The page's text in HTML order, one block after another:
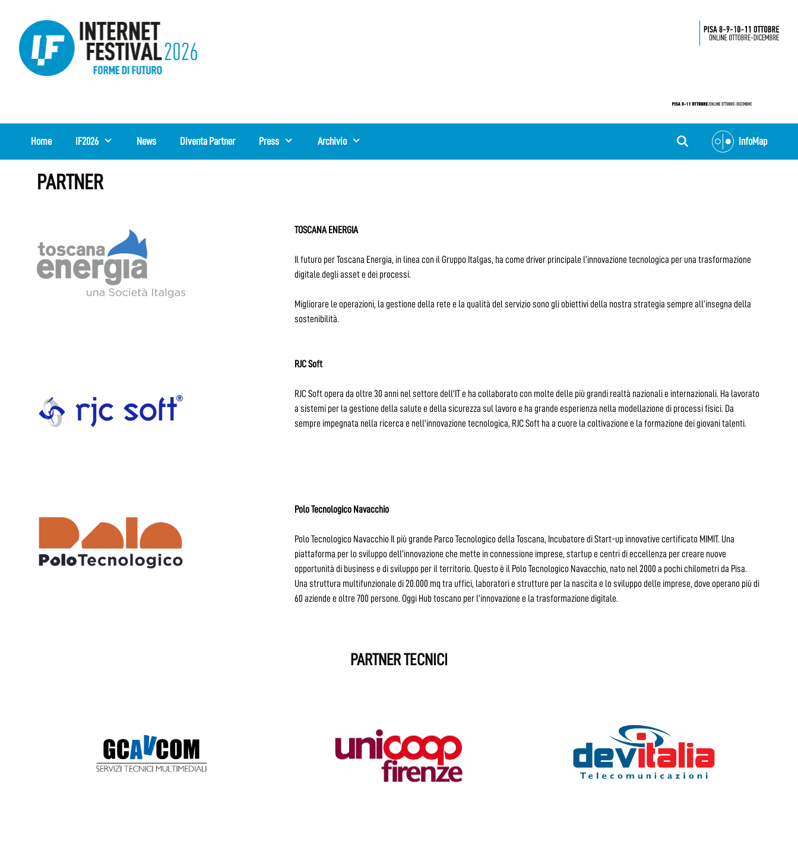
contenuto
Home IF2026 News Diventa Partner Press Archivio InfoMap
PARTNER
TOSCANA ENERGIA
Il futuro per Toscana Energia, in linea con il Gruppo Italgas, ha come driver principale l’innovazione tecnologica per una trasformazione
digitale degli asset e dei processi.
Migliorare le operazioni, la gestione della rete e la qualità del servizio sono gli obiettivi della nostra strategia sempre all’insegna della
sostenibilità.
RJC Soft
RJC Soft opera da oltre 30 anni nel settore dell'IT e ha collaborato con molte delle più grandi realtà nazionali e internazionali. Ha lavorato
a sistemi per la gestione della salute e della sicurezza sul lavoro e ha grande esperienza nella modellazione di processi fisici. Da
sempre impegnata nella ricerca e nell'innovazione tecnologica, RJC Soft ha a cuore la coltivazione e la formazione dei giovani talenti.
Polo Tecnologico Navacchio
Polo Tecnologico Navacchio Il più grande Parco Tecnologico della Toscana, Incubatore di Start-up innovative certificato MIMIT. Una
piattaforma per lo sviluppo dell’innovazione che mette in connessione imprese, startup e centri di eccellenza per creare nuove
opportunità di business e di sviluppo per il territorio. Questo è il Polo Tecnologico Navacchio, nato nel 2000 a pochi chilometri da Pisa.
Una struttura multifunzionale di 20.000 mq tra uffici, laboratori e strutture per la nascita e lo sviluppo delle imprese, dove operano più di
60 aziende e oltre 700 persone. Oggi Hub toscano per l’innovazione e la trasformazione digitale.
PARTNER TECNICI